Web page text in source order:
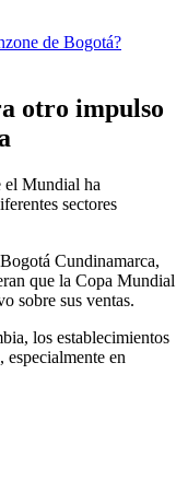
de Bogotá?
otro impulso
el Mundial ha
sectores
Cundinamarca,
que la Copa Mundial
sobre sus ventas.
los establecimientos
, especialmente en